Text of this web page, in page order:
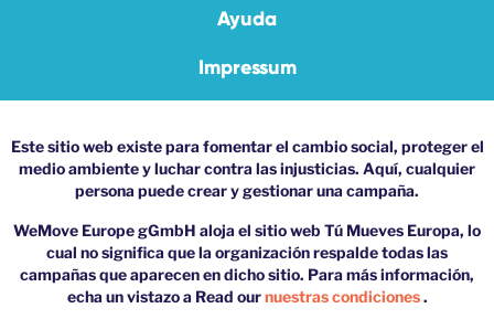
Ayuda
Impressum
Este sitio web existe para fomentar el cambio social, proteger el
medio ambiente y luchar contra las injusticias. Aquí, cualquier
persona puede crear y gestionar una campaña.
WeMove Europe gGmbH aloja el sitio web Tú Mueves Europa, lo
cual no significa que la organización respalde todas las
campañas que aparecen en dicho sitio. Para más información,
echa un vistazo a Read ournuestras condiciones.